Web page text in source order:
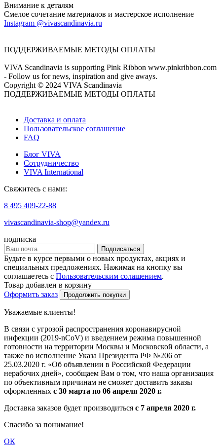
Внимание к деталям
Смелое сочетание материалов и мастерское исполнение
Instagram @vivascandinavia.ru
ПОДДЕРЖИВАЕМЫЕ МЕТОДЫ ОПЛАТЫ
VIVA Scandinavia is supporting Pink Ribbon www.pinkribbon.com
- Follow us for news, inspiration and give aways.
Copyright © 2024 VIVA Scandinavia
ПОДДЕРЖИВАЕМЫЕ МЕТОДЫ ОПЛАТЫ
Доставка и оплата
Пользовательское соглашение
FAQ
Блог VIVA
Сотрудничество
VIVA International
Свяжитесь с нами:
8 495 409-22-88
vivascandinavia-shop@yandex.ru
подписка
Подписаться
Будьте в курсе первыми о новых продуктах, акциях и
специальных предложениях. Нажимая на кнопку вы
соглашаетесь с Пользовательским солашением.
Товар добавлен в корзину
Оформить заказ
Продолжить покупки
Уважаемые клиенты!
В связи с угрозой распространения коронавирусной
инфекции (2019-nCoV) и введением режима повышенной
готовности на территории Москвы и Московской области, а
также во исполнение Указа Президента РФ №206 от
25.03.2020 г. «Об объявлении в Российской Федерации
нерабочих дней», сообщаем Вам о том, что наша организация
по объективным причинам не сможет доставить заказы
оформленных с 30 марта по 06 апреля 2020 г.
Доставка заказов будет производиться с 7 апреля 2020 г.
Спасибо за понимание!
ОК